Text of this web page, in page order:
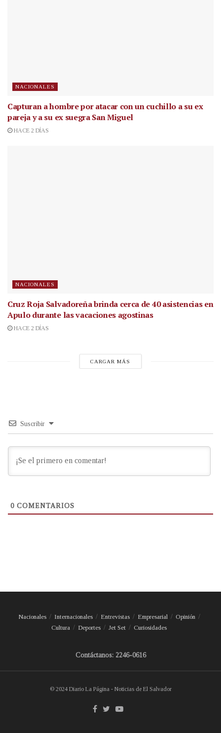
NACIONALES
Capturan a hombre por atacar con un cuchillo a su ex
pareja y a su ex suegra San Miguel
HACE 2 DÍAS
NACIONALES
Cruz Roja Salvadoreña brinda cerca de 40 asistencias en
Apulo durante las vacaciones agostinas
HACE 2 DÍAS
CARGAR MÁS
Suscribir
0 COMENTARIOS
Nacionales Internacionales Entrevistas Empresarial
Opinión
Cultura
Deportes Jet Set Curiosidades
Contáctanos: 2246-0616
© 2024 Diario La Página - Noticias de El Salvador